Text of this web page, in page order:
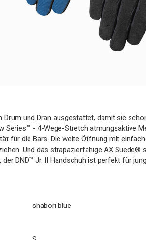
Drum und Dran ausgestattet, damit sie
Series™ - 4-Wege-Stretch atmungsaktive
für die Bars. Die weite Öffnung mit
Und das strapazierfähige AX Suede®
der DND™ Jr. II Handschuh ist perfekt für
shabori blue